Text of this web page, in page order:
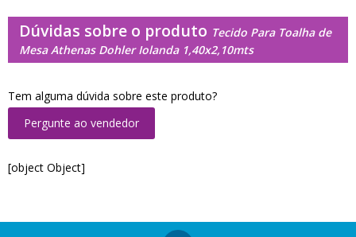
Dúvidas sobre o produto Tecido Para Toalha de
Mesa Athenas Dohler Iolanda 1,40x2,10mts
Tem alguma dúvida sobre este produto?
Pergunte ao vendedor
[object Object]